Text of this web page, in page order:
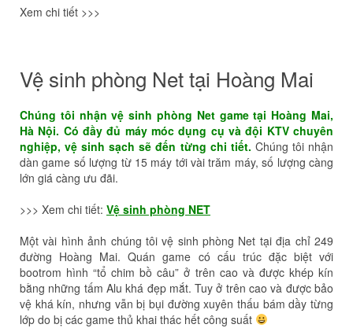
Xem chi tiết >>>
Vệ sinh phòng Net tại Hoàng Mai
Chúng tôi nhận vệ sinh phòng Net game tại Hoàng Mai,
Hà Nội. Có đầy đủ máy móc dụng cụ và đội KTV chuyên
nghiệp, vệ sinh sạch sẽ đến từng chi tiết. Chúng tôi nhận
dàn game số lượng từ 15 máy tới vài trăm máy, số lượng càng
lớn giá càng ưu đãi.
>>> Xem chi tiết: Vệ sinh phòng NET
Một vài hình ảnh chúng tôi vệ sinh phòng Net tại địa chỉ 249
đường Hoàng Mai. Quán game có cấu trúc đặc biệt với
bootrom hình “tổ chim bồ câu” ở trên cao và được khép kín
bằng những tấm Alu khá đẹp mắt. Tuy ở trên cao và được bảo
vệ khá kín, nhưng vẫn bị bụi đường xuyên thấu bám dầy từng
lớp do bị các game thủ khai thác hết công suất